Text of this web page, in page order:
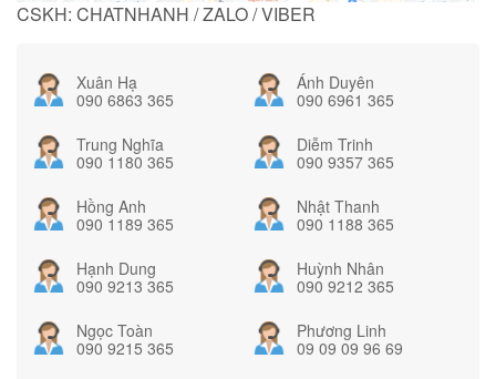
CSKH: CHATNHANH / ZALO / VIBER
Xuân Hạ
090 6863 365
Ánh Duyên
090 6961 365
Trung Nghĩa
090 1180 365
Diễm Trinh
090 9357 365
Hồng Anh
090 1189 365
Nhật Thanh
090 1188 365
Hạnh Dung
090 9213 365
Huỳnh Nhân
090 9212 365
Ngọc Toàn
090 9215 365
Phương Linh
09 09 09 96 69